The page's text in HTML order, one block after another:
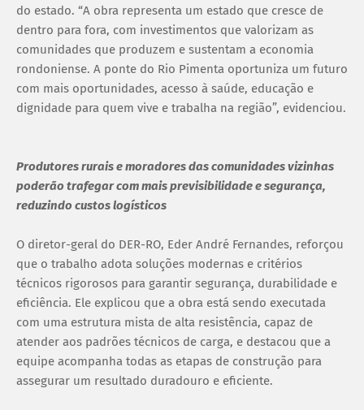
do estado. “A obra representa um estado que cresce de
dentro para fora, com investimentos que valorizam as
comunidades que produzem e sustentam a economia
rondoniense. A ponte do Rio Pimenta oportuniza um futuro
com mais oportunidades, acesso à saúde, educação e
dignidade para quem vive e trabalha na região”, evidenciou.
Produtores rurais e moradores das comunidades vizinhas
poderão trafegar com mais previsibilidade e segurança,
reduzindo custos logísticos
O diretor-geral do DER-RO, Eder André Fernandes, reforçou
que o trabalho adota soluções modernas e critérios
técnicos rigorosos para garantir segurança, durabilidade e
eficiência. Ele explicou que a obra está sendo executada
com uma estrutura mista de alta resistência, capaz de
atender aos padrões técnicos de carga, e destacou que a
equipe acompanha todas as etapas de construção para
assegurar um resultado duradouro e eficiente.